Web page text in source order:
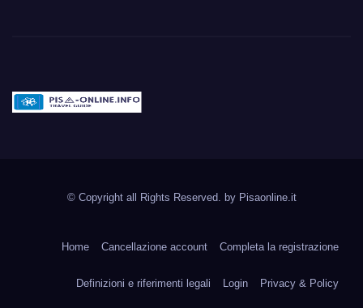
© Copyright all Rights Reserved. by Pisaonline.it
Home Cancellazione account Completa la registrazione
Definizioni e riferimenti legali Login Privacy & Policy